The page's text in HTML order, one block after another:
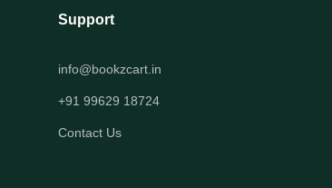
Support
info@bookzcart.in
+91 99629 18724
Contact Us